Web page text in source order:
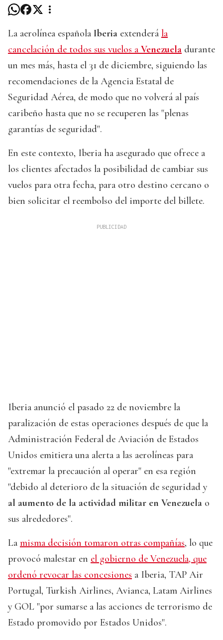
La aerolínea española Iberia extenderá la
cancelación de todos sus vuelos a Venezuela durante
un mes más, hasta el 31 de diciembre, siguiendo las
recomendaciones de la Agencia Estatal de
Seguridad Aérea, de modo que no volverá al país
caribeño hasta que no se recuperen las "plenas
garantías de seguridad".
En este contexto, Iberia ha asegurado que ofrece a
los clientes afectados la posibilidad de cambiar sus
vuelos para otra fecha, para otro destino cercano o
bien solicitar el reembolso del importe del billete.
Iberia anunció el pasado 22 de noviembre la
paralización de estas operaciones después de que la
Administración Federal de Aviación de Estados
Unidos emitiera una alerta a las aerolíneas para
"extremar la precaución al operar" en esa región
"debido al deterioro de la situación de seguridad y
al aumento de la actividad militar en Venezuela o
sus alrededores".
La misma decisión tomaron otras compañías, lo que
provocó malestar en el gobierno de Venezuela, que
ordenó revocar las concesiones a Iberia, TAP Air
Portugal, Turkish Airlines, Avianca, Latam Airlines
y GOL "por sumarse a las acciones de terrorismo de
Estado promovido por Estados Unidos".